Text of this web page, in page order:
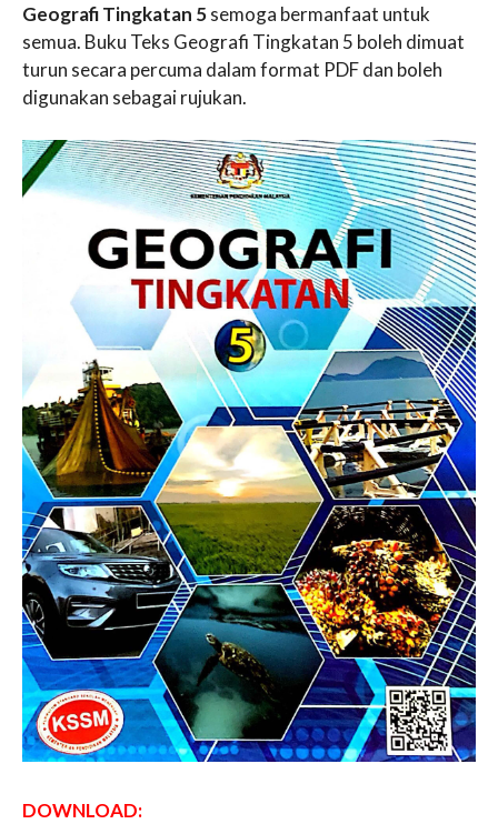
Geografi Tingkatan 5semoga bermanfaat untuk
semua. Buku Teks Geografi Tingkatan 5 boleh dimuat
turun secara percuma dalam format PDF dan boleh
digunakan sebagai rujukan.
DOWNLOAD: